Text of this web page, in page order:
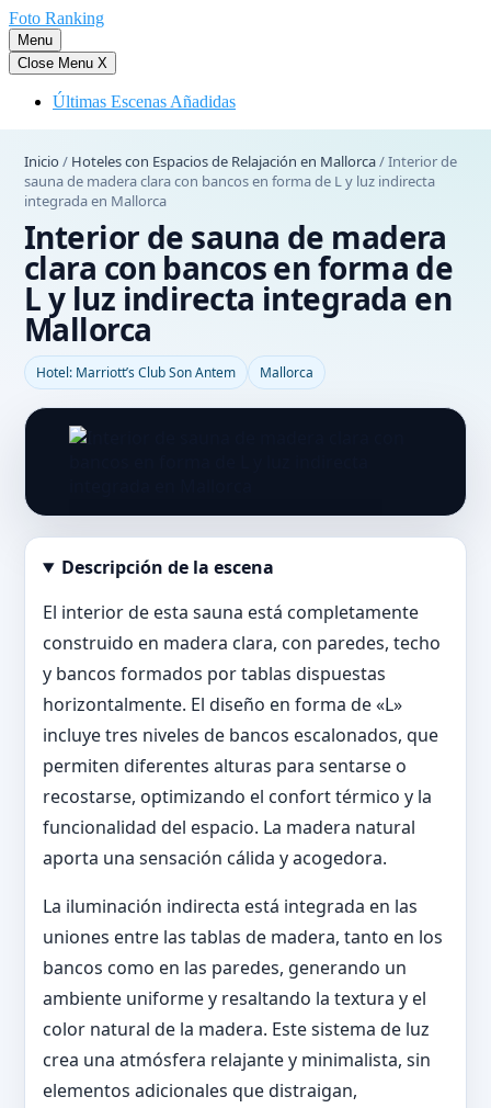
Saltar
al
contenido
Foto Ranking
Menu
Close Menu X
Últimas Escenas Añadidas
Inicio / Hoteles con Espacios de Relajación en Mallorca/Interior de
sauna de madera clara con bancos en forma de L y luz indirecta
integrada en Mallorca
Interior de sauna de madera
clara con bancos en forma de
L y luz indirecta integrada en
Mallorca
Hotel: Marriott’s Club Son Antem Mallorca
Abrir imagen en tamaño completo
Descripción de la escena
El interior de esta sauna está completamente
construido en madera clara, con paredes, techo
y bancos formados por tablas dispuestas
horizontalmente. El diseño en forma de «L»
incluye tres niveles de bancos escalonados, que
permiten diferentes alturas para sentarse o
recostarse, optimizando el confort térmico y la
funcionalidad del espacio. La madera natural
aporta una sensación cálida y acogedora.
La iluminación indirecta está integrada en las
uniones entre las tablas de madera, tanto en los
bancos como en las paredes, generando un
ambiente uniforme y resaltando la textura y el
color natural de la madera. Este sistema de luz
crea una atmósfera relajante y minimalista, sin
elementos adicionales que distraigan,